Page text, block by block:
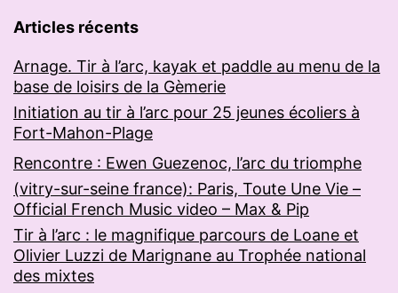
Articles récents
Arnage. Tir à l’arc, kayak et paddle au menu de la
base de loisirs de la Gèmerie
Initiation au tir à l’arc pour 25 jeunes écoliers à
Fort-Mahon-Plage
Rencontre : Ewen Guezenoc, l’arc du triomphe
(vitry-sur-seine france): Paris, Toute Une Vie –
Official French Music video – Max & Pip
Tir à l’arc : le magnifique parcours de Loane et
Olivier Luzzi de Marignane au Trophée national
des mixtes